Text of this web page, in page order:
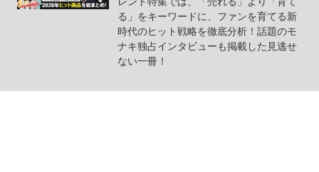
る」をキーワードに、ファンを育てる新
時代のヒット戦略を徹底分析！話題のモ
ナキ独占インタビューも掲載した見逃せ
ない一冊！